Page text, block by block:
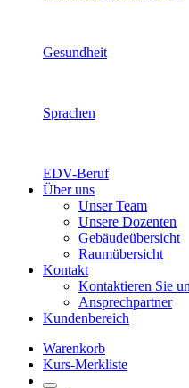
Gesundheit
Sprachen
EDV-Beruf
Über uns
Unser Team
Unsere Dozenten
Gebäudeübersicht
Raumübersicht
Kontakt
Kontaktieren Sie
Ansprechpartner
Kundenbereich
Warenkorb
Kurs-Merkliste